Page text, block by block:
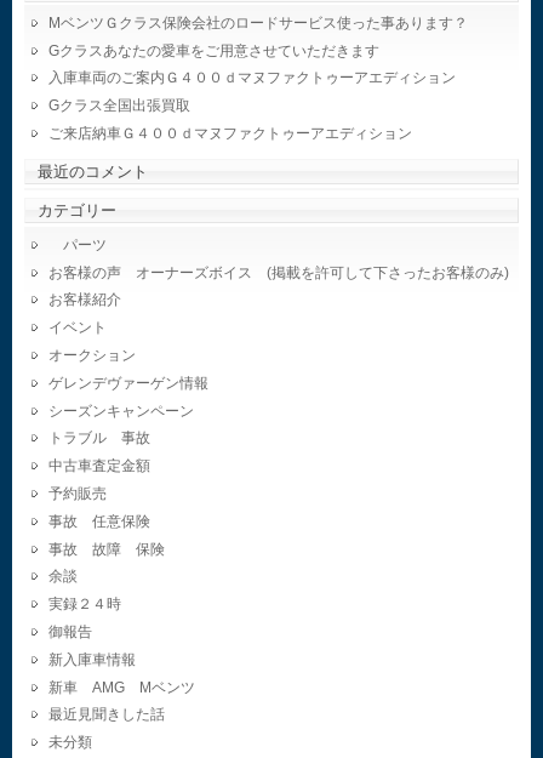
MベンツＧクラス保険会社のロードサービス使った事あります？
Gクラスあなたの愛車をご用意させていただきます
入庫車両のご案内Ｇ４００ｄマヌファクトゥーアエディション
Gクラス全国出張買取
ご来店納車Ｇ４００ｄマヌファクトゥーアエディション
最近のコメント
カテゴリー
パーツ
お客様の声 オーナーズボイス (掲載を許可して下さったお客様のみ)
お客様紹介
イベント
オークション
ゲレンデヴァーゲン情報
シーズンキャンペーン
トラブル 事故
中古車査定金額
予約販売
事故 任意保険
事故 故障 保険
余談
実録２４時
御報告
新入庫車情報
新車 AMG Mベンツ
最近見聞きした話
未分類